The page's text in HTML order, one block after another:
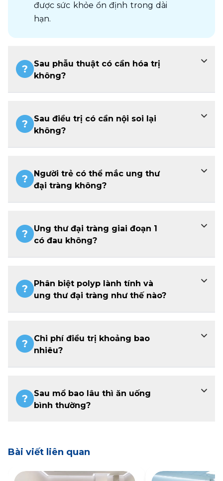
được sức khỏe ổn định trong dài
Sau phẫu thuật có cần hóa trị
không?
Sau điều trị có cần nội soi lại
không?
Người trẻ có thể mắc ung thư
đại tràng không?
Ung thư đại tràng giai đoạn 1
có đau không?
Phân biệt polyp lành tính và
ung thư đại tràng như thế nào?
Chi phí điều trị khoảng bao
nhiêu?
Sau mổ bao lâu thì ăn uống
bình thường?
Bài viết liên quan